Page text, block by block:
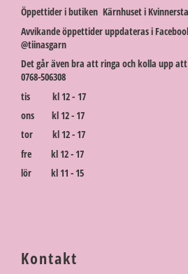
Öppettider i butiken Kärnhuset i
Avvikande öppettider uppdateras i
@tiinasgarn
Det går även bra att ringa och kolla upp
0768-506308
tis kl 12 - 17
ons kl 12 - 17
tor kl 12 - 17
fre kl 12 - 17
lör kl 11 - 15
Kontakt